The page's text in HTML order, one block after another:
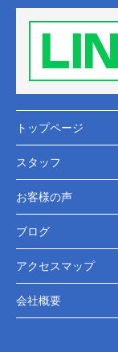
トップページ
スタッフ
お客様の声
ブログ
アクセスマップ
会社概要